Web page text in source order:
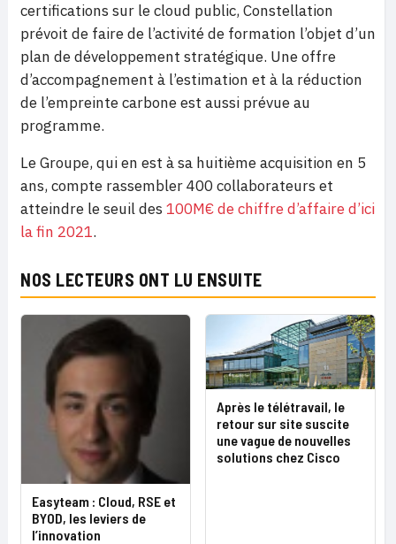
certifications sur le cloud public, Constellation
prévoit de faire de l’activité de formation l’objet d’un
plan de développement stratégique. Une offre
d’accompagnement à l’estimation et à la réduction
de l’empreinte carbone est aussi prévue au
programme.
Le Groupe, qui en est à sa huitième acquisition en 5
ans, compte rassembler 400 collaborateurs et
atteindre le seuil des 100M€ de chiffre d’affaire d’ici
la fin 2021.
NOS LECTEURS ONT LU ENSUITE
Easyteam : Cloud, RSE et
BYOD, les leviers de
l’innovation
Après le télétravail, le
retour sur site suscite
une vague de nouvelles
solutions chez Cisco